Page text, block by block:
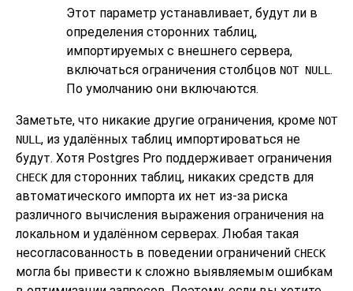
Этот параметр устанавливает, будут ли в
определения сторонних таблиц,
импортируемых с внешнего сервера,
включаться ограничения столбцов NOT NULL .
По умолчанию они включаются.
Заметьте, что никакие другие ограничения, кроме NOT
NULL , из удалённых таблиц импортироваться не
будут. Хотя Postgres Pro поддерживает ограничения
CHECKдля сторонних таблиц, никаких средств для
автоматического импорта их нет из-за риска
различного вычисления выражения ограничения на
локальном и удалённом серверах. Любая такая
несогласованность в поведении ограничений CHECK
могла бы привести к сложно выявляемым ошибкам